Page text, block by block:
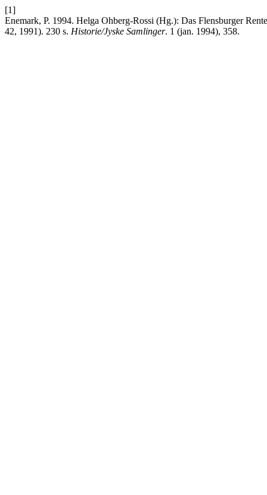
[1]
Enemark, P. 1994. Helga Ohberg-Rossi (Hg.): Das Flensburger
42, 1991). 230 s. Historie/Jyske Samlinger. 1 (jan. 1994), 358.